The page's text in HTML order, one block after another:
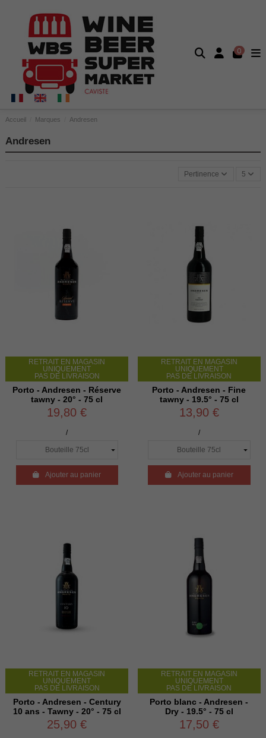
0
Accueil Marques Andresen
Andresen
Pertinence 5
RETRAIT EN MAGASIN
UNIQUEMENT
PAS DE LIVRAISON
Porto - Andresen - Réserve
tawny - 20° - 75 cl
19,80 €
/
Ajouter au panier
RETRAIT EN MAGASIN
UNIQUEMENT
PAS DE LIVRAISON
Porto - Andresen - Fine
tawny - 19.5° - 75 cl
13,90 €
/
Ajouter au panier
RETRAIT EN MAGASIN
UNIQUEMENT
PAS DE LIVRAISON
Porto - Andresen - Century
10 ans - Tawny - 20° - 75 cl
25,90 €
RETRAIT EN MAGASIN
UNIQUEMENT
PAS DE LIVRAISON
Porto blanc - Andresen -
Dry - 19.5° - 75 cl
17,50 €